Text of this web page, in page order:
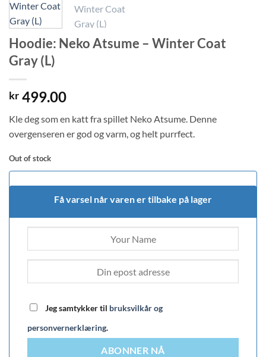
Hoodie: Neko Atsume – Winter Coat
Gray (L)
kr 499.00
Kle deg som en katt fra spillet Neko Atsume. Denne
overgenseren er god og varm, og helt purrfect.
Out of stock
Få varsel når varen er tilbake på lager
Jeg samtykker til bruksvilkår og
personvernerklæring.
ABONNER NÅ